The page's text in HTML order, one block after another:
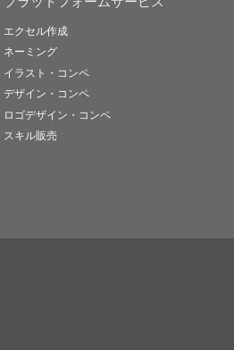
エクセル作成
ネーミング
イラスト・コンペ
デザイン・コンペ
ロゴデザイン・コンペ
スキル販売